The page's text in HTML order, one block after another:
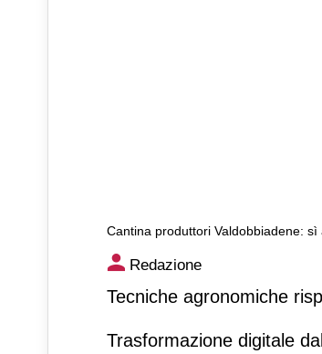
Cantina produttori Valdobbiadene:
Cantina produttori
digitalizzazione
Redazione
Tecniche agronomiche
Trasformazione digitale